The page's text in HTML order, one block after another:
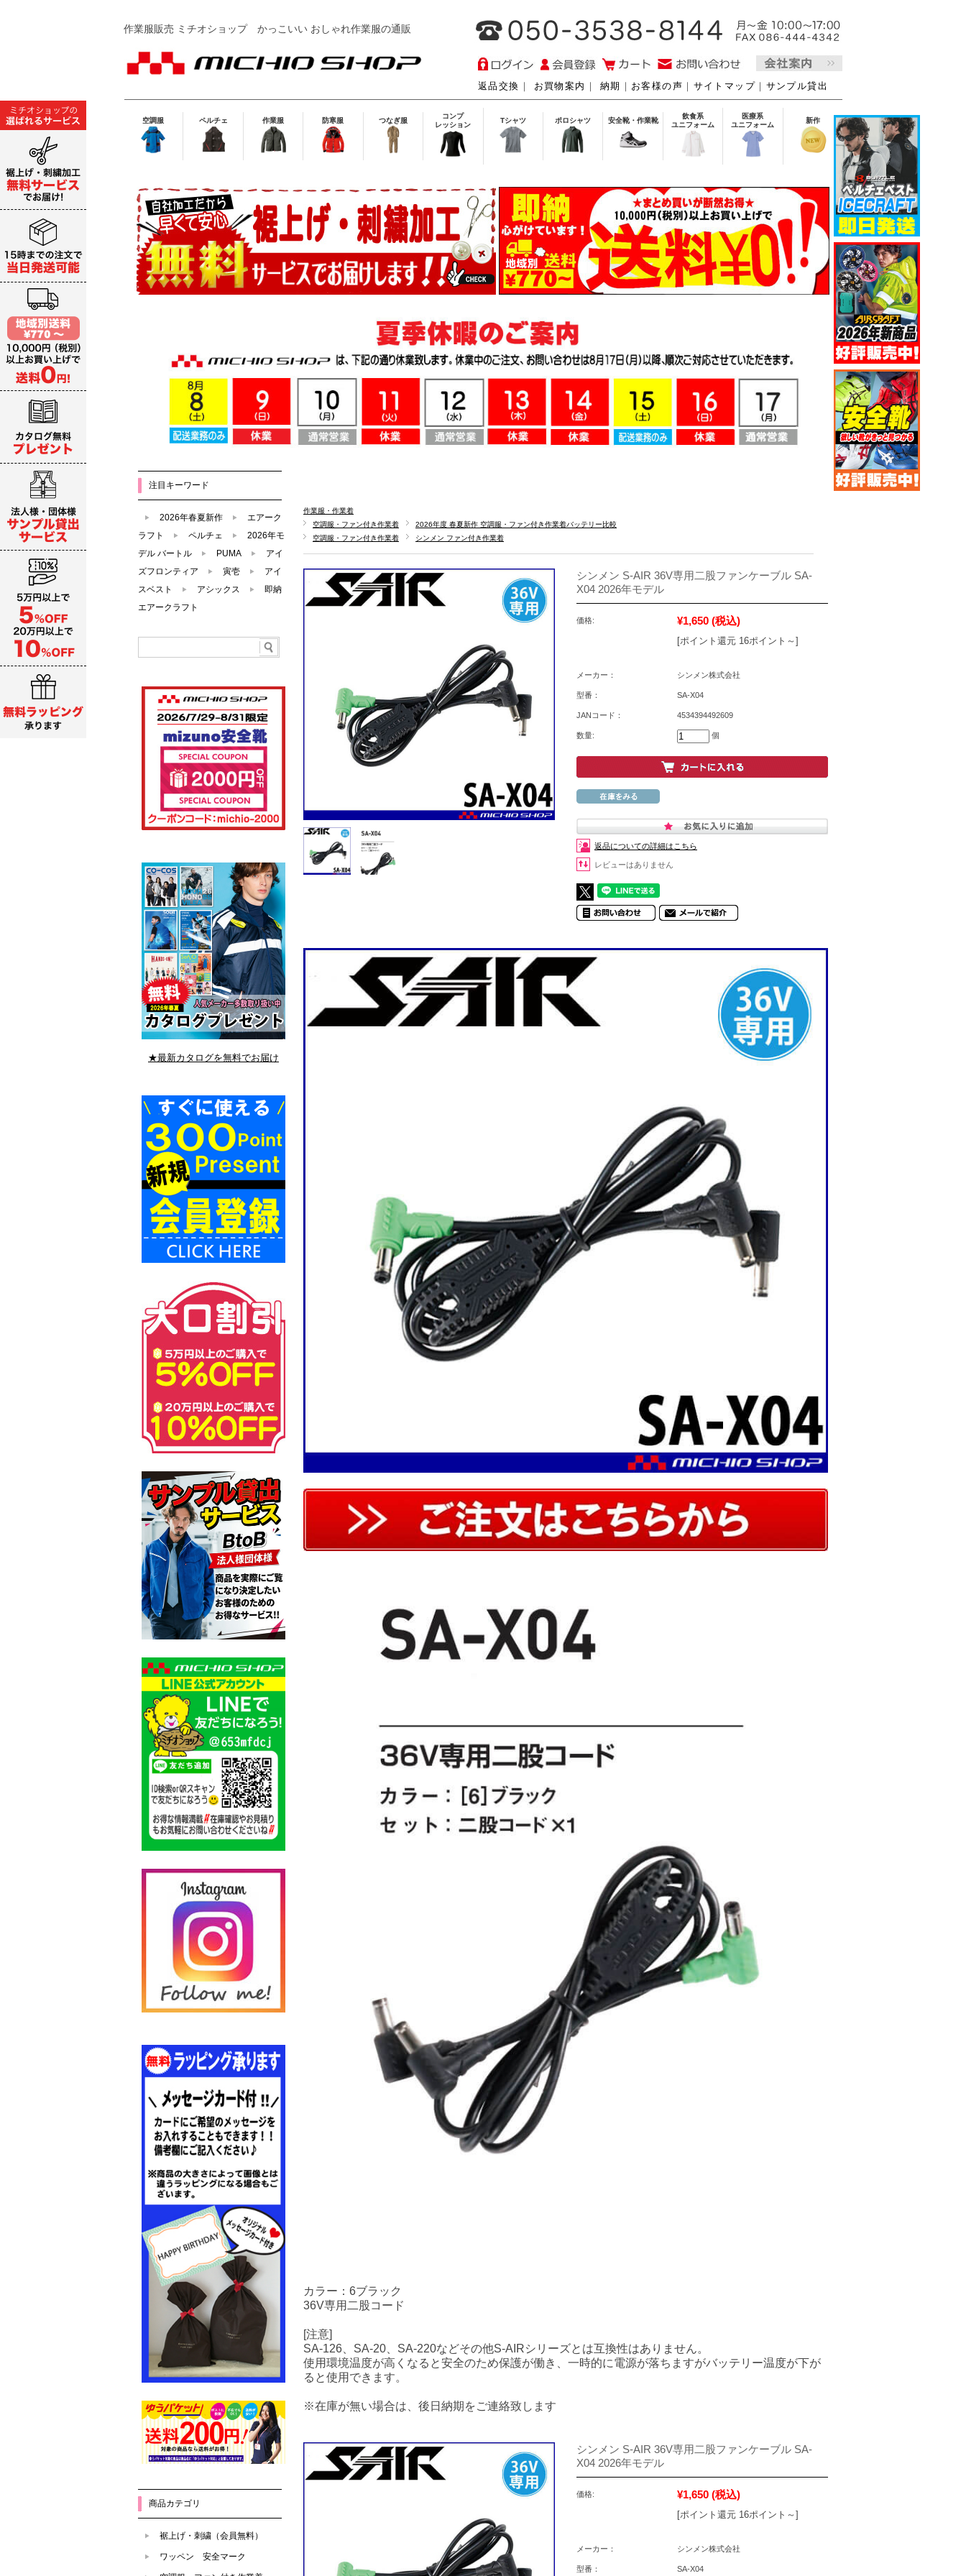
作業服販売 ミチオショップかっこいい おしゃれ作業服の通販
返品交換 ｜ お買物案内 ｜ 納期 ｜ お客様の声 ｜ サイトマップ ｜ サンプル貸出
空調服 ペルチェ 作業服 防寒服 つなぎ服
コンプ
レッション
Tシャツ ポロシャツ 安全靴・作業靴
飲食系
ユニフォーム
医療系
ユニフォーム
新作
作業服・作業着
空調服・ファン付き作業着
2026年度 春夏新作 空調服・ファン付き作業着バッテリー比較
空調服・ファン付き作業着
シンメン ファン付き作業着
シンメン S-AIR 36V専用二股ファンケーブル SA-
X04 2026年モデル
価格: ¥1,650 (税込)
[ポイント還元 16ポイント～]
メーカー： シンメン株式会社
型番： SA-X04
JANコード： 4534394492609
数量: 個
返品についての詳細はこちら
レビューはありません
カラー：6ブラック
36V専用二股コード
[注意]
SA-126、SA-20、SA-220などその他S-AIRシリーズとは互換性はありません。
使用環境温度が高くなると安全のため保護が働き、一時的に電源が落ちますがバッテリー温度が下が
ると使用できます。
※在庫が無い場合は、後日納期をご連絡致します
シンメン S-AIR 36V専用二股ファンケーブル SA-
X04 2026年モデル
価格: ¥1,650 (税込)
[ポイント還元 16ポイント～]
メーカー： シンメン株式会社
型番： SA-X04
注目キーワード
2026年春夏新作
エアーク
ラフト
ペルチェ
2026年モ
デル バートル
PUMA
アイ
ズフロンティア
寅壱
アイ
スベスト
アシックス
即納
エアークラフト
★最新カタログを無料でお届け
商品カテゴリ
裾上げ・刺繍（会員無料）
ワッペン 安全マーク